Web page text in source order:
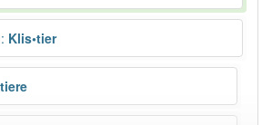
: Klis•tier